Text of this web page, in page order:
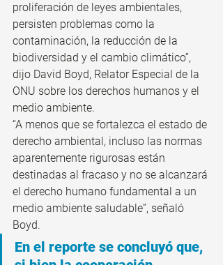
proliferación de leyes ambientales,
persisten problemas como la
contaminación, la reducción de la
biodiversidad y el cambio climático”,
dijo David Boyd, Relator Especial de la
ONU sobre los derechos humanos y el
medio ambiente.
“A menos que se fortalezca el estado de
derecho ambiental, incluso las normas
aparentemente rigurosas están
destinadas al fracaso y no se alcanzará
el derecho humano fundamental a un
medio ambiente saludable”, señaló
Boyd.
En el reporte se concluyó que,